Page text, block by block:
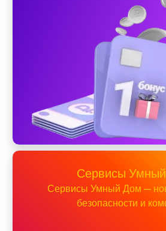
Сервисы
Сервисы Умный Дом —
безопасности и